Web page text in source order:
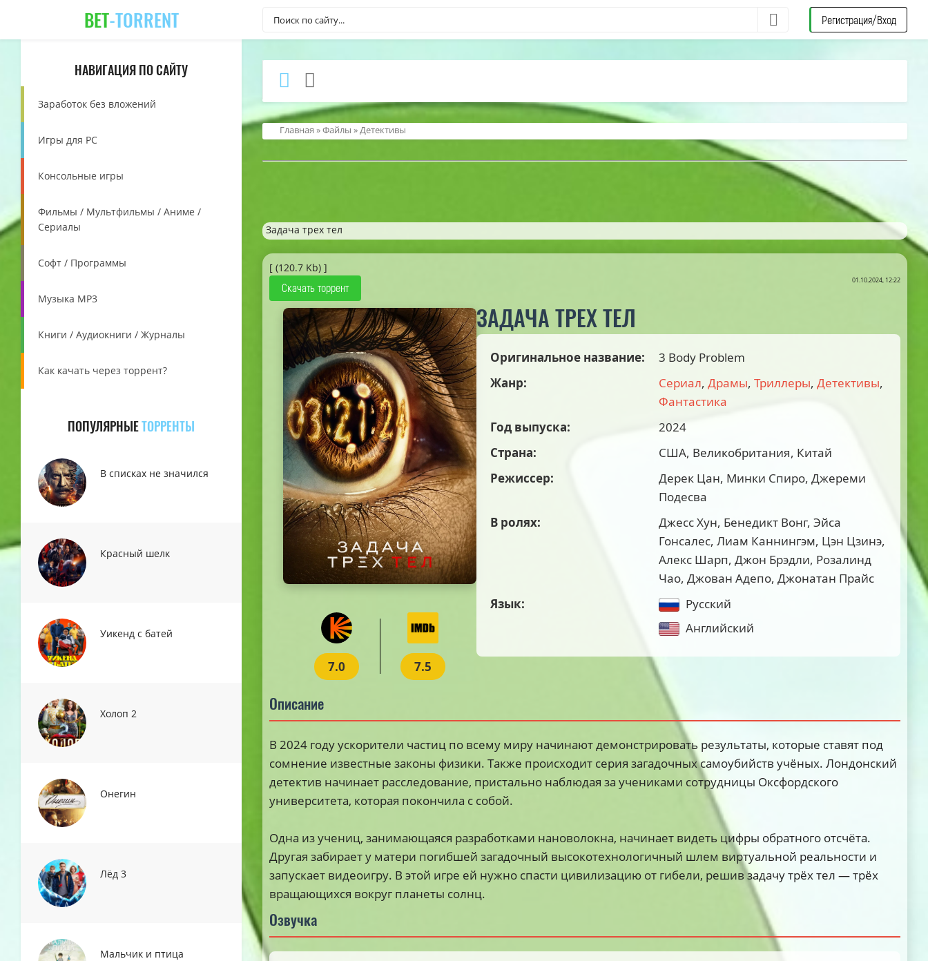
BET-TORRENT Регистрация/Вход
НАВИГАЦИЯ ПО САЙТУ
Заработок без вложений
Игры для PC
Консольные игры
Фильмы / Мультфильмы / Аниме /
Сериалы
Софт / Программы
Музыка MP3
Книги / Аудиокниги / Журналы
Как качать через торрент?
ПОПУЛЯРНЫЕТОРРЕНТЫ
В списках не значился
Красный шелк
Уикенд с батей
Холоп 2
Онегин
Лёд 3
Мальчик и птица
Главная »Файлы »Детективы
Задача трех тел
[ (120.7 Kb) ]
Скачать торрент
01.10.2024, 12:22
7.0 7.5
ЗАДАЧА ТРЕХ ТЕЛ
Оригинальное название:
3 Body Problem
Жанр:
Сериал, Драмы, Триллеры, Детективы,
Фантастика
Год выпуска:
2024
Страна:
США, Великобритания, Китай
Режиссер:
Дерек Цан, Минки Спиро, Джереми
Подесва
В ролях:
Джесс Хун, Бенедикт Вонг, Эйса
Гонсалес, Лиам Каннингэм, Цэн Цзинэ,
Алекс Шарп, Джон Брэдли, Розалинд
Чао, Джован Адепо, Джонатан Прайс
Язык:
Русский
Английский
Описание
В 2024 году ускорители частиц по всему миру начинают демонстрировать результаты, которые ставят под
сомнение известные законы физики. Также происходит серия загадочных самоубийств учёных. Лондонский
детектив начинает расследование, пристально наблюдая за учениками сотрудницы Оксфордского
университета, которая покончила с собой.
Одна из учениц, занимающаяся разработками нановолокна, начинает видеть цифры обратного отсчёта.
Другая забирает у матери погибшей загадочный высокотехнологичный шлем виртуальной реальности и
запускает видеоигру. В этой игре ей нужно спасти цивилизацию от гибели, решив задачу трёх тел — трёх
вращающихся вокруг планеты солнц.
Озвучка